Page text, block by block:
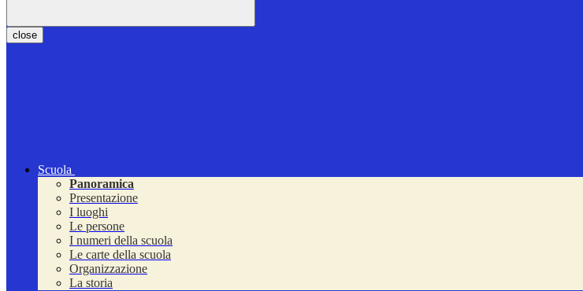
close
Scuola
Panoramica
Presentazione
I luoghi
Le persone
I numeri della scuola
Le carte della scuola
Organizzazione
La storia